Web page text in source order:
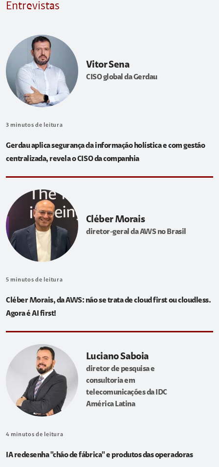
Entrevistas
Vitor Sena
CISO global da Gerdau
3 minutos de leitura
Gerdau aplica segurança da informação holística e com gestão
centralizada, revela o CISO da companhia
Cléber Morais
diretor-geral da AWS no Brasil
5 minutos de leitura
Cléber Morais, da AWS: não se trata de cloud first ou cloudless.
Agora é AI first!
Luciano Saboia
diretor de pesquisa e
consultoria em
telecomunicações da IDC
América Latina
4 minutos de leitura
IA redesenha "chão de fábrica" e produtos das operadoras